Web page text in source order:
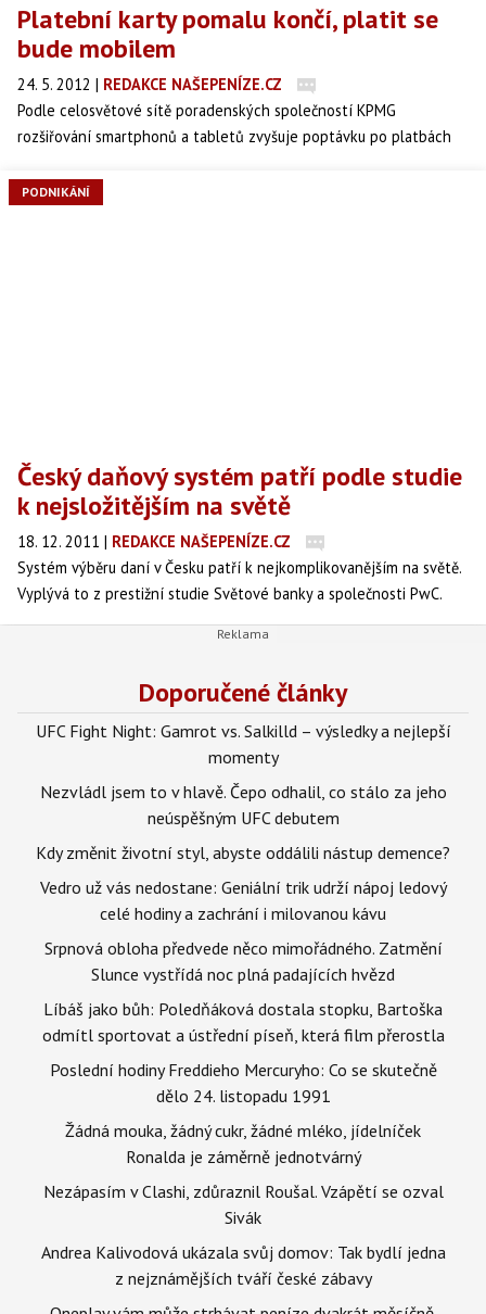
Platební karty pomalu končí, platit se
bude mobilem
24. 5. 2012 | REDAKCE NAŠEPENÍZE.CZ
Podle celosvětové sítě poradenských společností KPMG
rozšiřování smartphonů a tabletů zvyšuje poptávku po platbách
středu, využívání m-plateb celosvětově do roku 2015 vzroste na
PODNIKÁNÍ
Český daňový systém patří podle studie
k nejsložitějším na světě
18. 12. 2011 | REDAKCE NAŠEPENÍZE.CZ
Systém výběru daní v Česku patří k nejkomplikovanějším na světě.
Vyplývá to z prestižní studie Světové banky a společnosti PwC.
Doporučené články
UFC Fight Night: Gamrot vs. Salkilld – výsledky a nejlepší
momenty
Nezvládl jsem to v hlavě. Čepo odhalil, co stálo za jeho
neúspěšným UFC debutem
Kdy změnit životní styl, abyste oddálili nástup demence?
Vedro už vás nedostane: Geniální trik udrží nápoj ledový
celé hodiny a zachrání i milovanou kávu
Srpnová obloha předvede něco mimořádného. Zatmění
Slunce vystřídá noc plná padajících hvězd
Líbáš jako bůh: Poledňáková dostala stopku, Bartoška
odmítl sportovat a ústřední píseň, která film přerostla
Poslední hodiny Freddieho Mercuryho: Co se skutečně
dělo 24. listopadu 1991
Žádná mouka, žádný cukr, žádné mléko, jídelníček
Ronalda je záměrně jednotvárný
Nezápasím v Clashi, zdůraznil Roušal. Vzápětí se ozval
Sivák
Andrea Kalivodová ukázala svůj domov: Tak bydlí jedna
z nejznámějších tváří české zábavy